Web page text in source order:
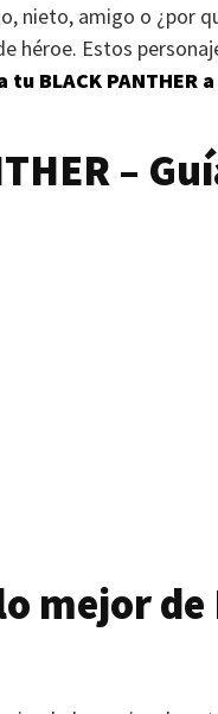
nieto, amigo o ¿por
héroe. Estos
tu BLACK PANTHER
–
mejor